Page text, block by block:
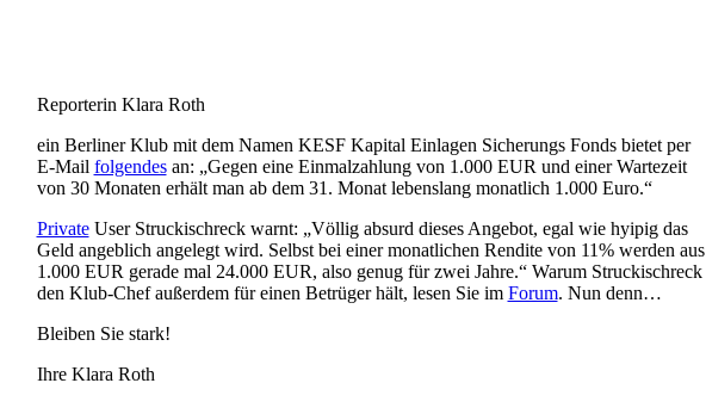
Reporterin Klara Roth
ein Berliner Klub mit dem Namen KESF Kapital Einlagen Sicherungs Fonds bietet per
E-Mail folgendesan: „Gegen eine Einmalzahlung von 1.000 EUR und einer Wartezeit
von 30 Monaten erhält man ab dem 31. Monat lebenslang monatlich 1.000 Euro.“
PrivateUser Struckischreck warnt: „Völlig absurd dieses Angebot, egal wie hyipig das
Geld angeblich angelegt wird. Selbst bei einer monatlichen Rendite von 11% werden aus
1.000 EUR gerade mal 24.000 EUR, also genug für zwei Jahre.“ Warum Struckischreck
den Klub-Chef außerdem für einen Betrüger hält, lesen Sie im Forum. Nun denn…
Bleiben Sie stark!
Ihre Klara Roth